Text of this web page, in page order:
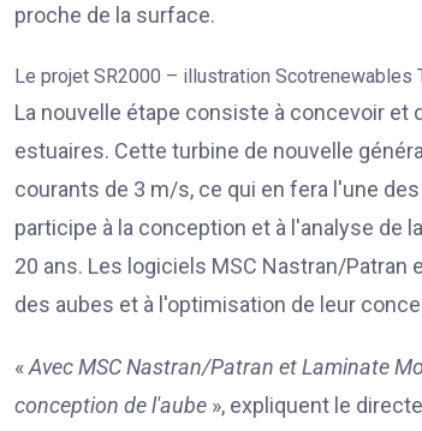
proche de la surface.
Le projet SR2000 – illustration Scotrenewables
La nouvelle étape consiste à concevoir et
estuaires. Cette turbine de nouvelle
courants de 3 m/s, ce qui en fera l'une
participe à la conception et à l'analyse de
20 ans. Les logiciels MSC Nastran/
des aubes et à l'optimisation de leur
«Avec MSC Nastran/Patran et Laminate
conception de l'aube », expliquent le